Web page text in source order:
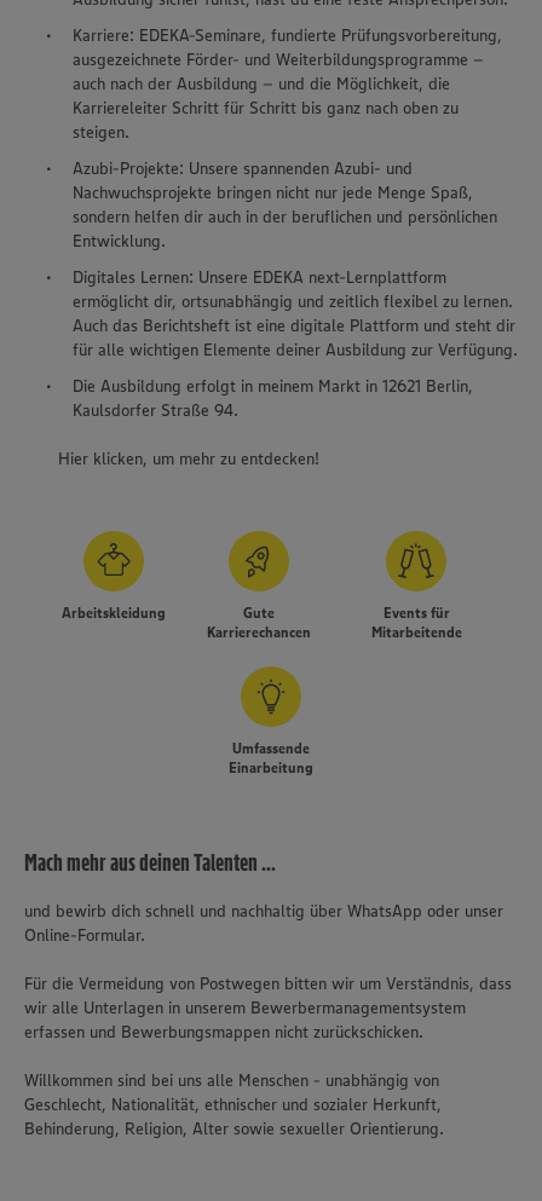
Karriere: EDEKA-Seminare, fundierte Prüfungsvorbereitung,
ausgezeichnete Förder- und Weiterbildungsprogramme –
auch nach der Ausbildung – und die Möglichkeit, die
Karriereleiter Schritt für Schritt bis ganz nach oben zu
steigen.
Azubi-Projekte: Unsere spannenden Azubi- und
Nachwuchsprojekte bringen nicht nur jede Menge Spaß,
sondern helfen dir auch in der beruflichen und persönlichen
Entwicklung.
Digitales Lernen: Unsere EDEKA next-Lernplattform
ermöglicht dir, ortsunabhängig und zeitlich flexibel zu lernen.
Auch das Berichtsheft ist eine digitale Plattform und steht dir
für alle wichtigen Elemente deiner Ausbildung zur Verfügung.
Die Ausbildung erfolgt in meinem Markt in 12621 Berlin,
Kaulsdorfer Straße 94.
Hier klicken, um mehr zu entdecken!
Arbeitskleidung
Gute
Karrierechancen
Events für
Mitarbeitende
Umfassende
Einarbeitung
Mach mehr aus deinen Talenten ...
und bewirb dich schnell und nachhaltig über WhatsApp oder unser
Online-Formular.
Für die Vermeidung von Postwegen bitten wir um Verständnis, dass
wir alle Unterlagen in unserem Bewerbermanagementsystem
erfassen und Bewerbungsmappen nicht zurückschicken.
Willkommen sind bei uns alle Menschen - unabhängig von
Geschlecht, Nationalität, ethnischer und sozialer Herkunft,
Behinderung, Religion, Alter sowie sexueller Orientierung.